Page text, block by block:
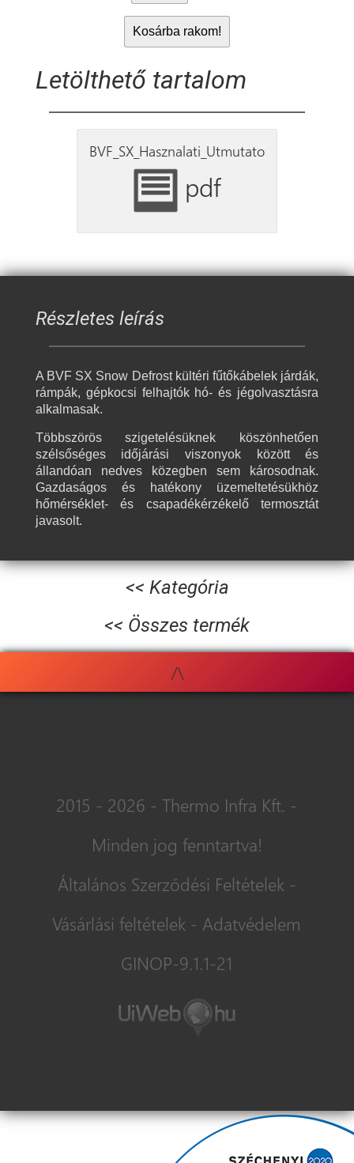
Letölthető tartalom
BVF_SX_Hasznalati_Utmutato
pdf
Részletes leírás
A BVF SX Snow Defrost kültéri fűtőkábelek járdák,
rámpák, gépkocsi felhajtók hó- és jégolvasztásra
alkalmasak.
Többszörös szigetelésüknek köszönhetően
szélsőséges időjárási viszonyok között és
állandóan nedves közegben sem károsodnak.
Gazdaságos és hatékony üzemeltetésükhöz
hőmérséklet- és csapadékérzékelő termosztát
javasolt.
<< Kategória
<< Összes termék
/\
2015 - 2026 - Thermo Infra Kft. -
Minden jog fenntartva!
Általános Szerződési Feltételek -
Vásárlási feltételek - Adatvédelem
GINOP-9.1.1-21